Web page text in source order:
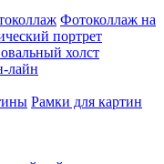
Фотоколлаж на
портрет
холст
лайн
Рамки для картин